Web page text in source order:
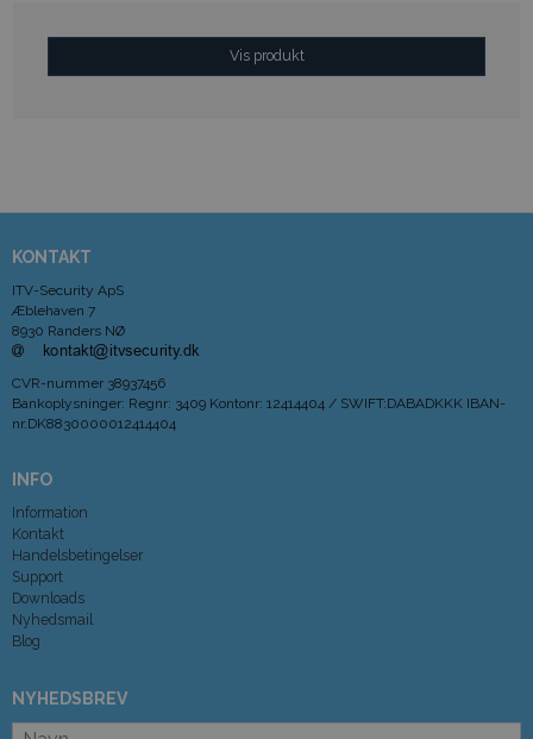
Vis produkt
KONTAKT
ITV-Security ApS
Æblehaven 7
8930 Randers NØ
CVR-nummer 38937456
Bankoplysninger: Regnr: 3409 Kontonr: 12414404 / SWIFT:DABADKKK IBAN-
nr.DK8830000012414404
INFO
Information
Kontakt
Handelsbetingelser
Support
Downloads
Nyhedsmail
Blog
NYHEDSBREV